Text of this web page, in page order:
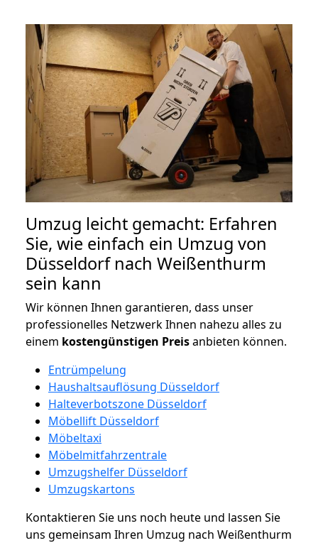
Umzug leicht gemacht: Erfahren
Sie, wie einfach ein Umzug von
Düsseldorf nach Weißenthurm
sein kann
Wir können Ihnen garantieren, dass unser
professionelles Netzwerk Ihnen nahezu alles zu
einem kostengünstigen Preisanbieten können.
Entrümpelung
Haushaltsauflösung Düsseldorf
Halteverbotszone Düsseldorf
Möbellift Düsseldorf
Möbeltaxi
Möbelmitfahrzentrale
Umzugshelfer Düsseldorf
Umzugskartons
Kontaktieren Sie uns noch heute und lassen Sie
uns gemeinsam Ihren Umzug nach Weißenthurm